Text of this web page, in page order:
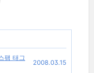
팸 태그
2008.03.15